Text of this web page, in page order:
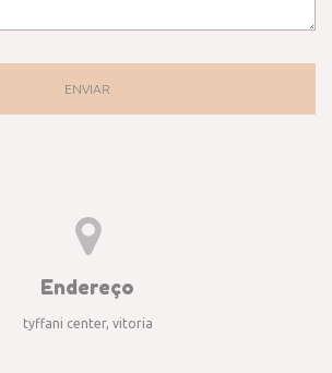
ENVIAR
Endereço
tyffani center, vitoria